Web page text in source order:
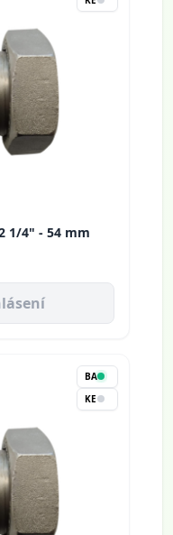
1/4" - 54 mm
BA
KE